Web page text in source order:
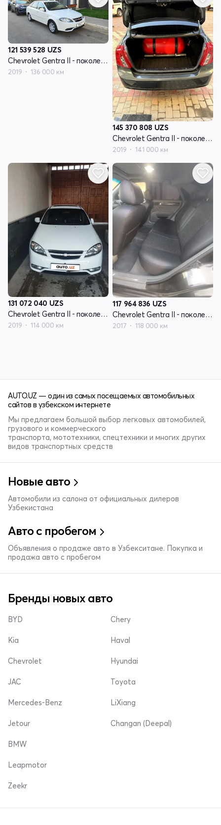
121 539 528 UZS
Chevrolet Gentra II - поколение
2019 136 000 км
145 370 808 UZS
Chevrolet Gentra II - поколение
2019 141 000 км
131 072 040 UZS
Chevrolet Gentra II - поколение
2019 114 000 км
117 964 836 UZS
Chevrolet Gentra II - поколение
2017 118 000 км
AUTO.UZ — один из самых посещаемых автомобильных
сайтов в узбекском интернете
Мы предлагаем большой выбор легковых автомобилей,
грузового и коммерческого
транспорта, мототехники, спецтехники и многих других
видов транспортных средств
Новые авто
Автомобили из салона от официальных дилеров
Узбекистана
Авто с пробегом
Объявления о продаже авто в Узбекситане. Покупка и
продажа авто с пробегом
Бренды новых авто
BYD
Kia
Chevrolet
Chery
Haval
Hyundai
JAC
Mercedes-Benz
Jetour
Toyota
LiXiang
Changan (Deepal)
BMW
Leapmotor
Zeekr